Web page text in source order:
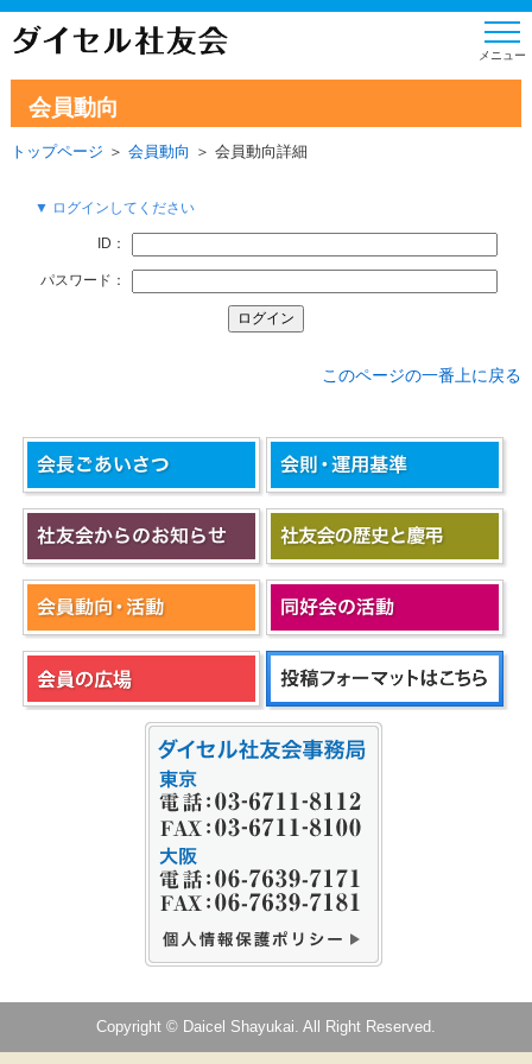
会員動向
トップページ ＞ 会員動向 ＞ 会員動向詳細
▼ ログインしてください
ID：
パスワード：
このページの一番上に戻る
Copyright © Daicel Shayukai. All Right Reserved.